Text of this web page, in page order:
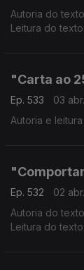
Autoria do
Leitura do
"Carta ao
Ep. 533
03
Autoria e
Ep. 532
02
Autoria do
Leitura do